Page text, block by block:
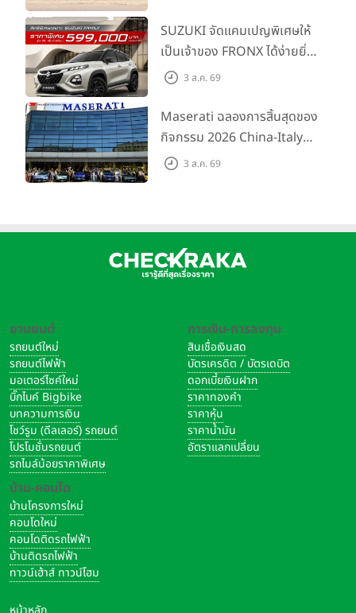
พร้อมลุย ด้วยราคาพิเศษเริ่ม
ต้นที่ 9.49 แสนบาท
SUZUKI จัดแคมเปญพิเศษให้
เป็นเจ้าของ FRONX ได้ง่ายยิ่ง
ขึ้นสำหรับรุ่น GL ราคาพิเศษ
200 คัน พร้อมข้อเสนอสุดคุ้ม
3 ส.ค. 69
Maserati ฉลองการสิ้นสุดของ
กิจกรรม 2026 China-Italy
Grand Tour ณ สำนักงาน
3 ส.ค. 69
ยานยนต์
รถยนต์ใหม่
รถยนต์ไฟฟ้า
มอเตอร์ไซค์ใหม่
บิ๊กไบค์ Bigbike
บทความการเงิน
โชว์รูม (ดีลเลอร์) รถยนต์
โปรโมชั่นรถยนต์
รถไมล์น้อยราคาพิเศษ
บ้าน-คอนโด
บ้านโครงการใหม่
คอนโดใหม่
คอนโดติดรถไฟฟ้า
บ้านติดรถไฟฟ้า
ทาวน์เฮ้าส์ ทาวน์โฮม
การเงิน-การลงทุน
สินเชื่อเงินสด
บัตรเครดิต / บัตรเดบิต
ดอกเบี้ยเงินฝาก
ราคาทองคำ
ราคาหุ้น
ราคาน้ำมัน
อัตราแลกเปลี่ยน